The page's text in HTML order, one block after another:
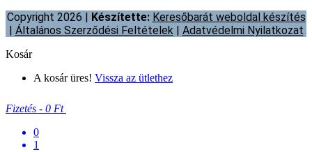
Copyright 2026 | Készítette: Keresőbarát weboldal készítés
Általános Szerződési Feltételek| Adatvédelmi Nyilatkozat
Kosár
A kosár üres! Vissza az ütlethez
Fizetés - 0 Ft
0
1